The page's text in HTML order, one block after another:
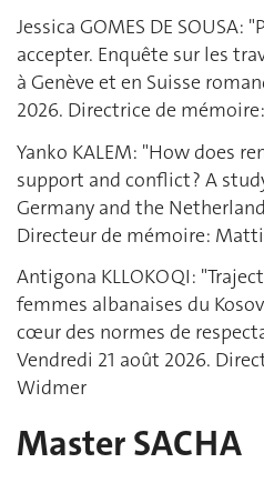
Jessica GOMES DE SOUSA:
accepter. Enquête sur les
à Genève et en Suisse
2026. Directrice de
Yanko KALEM: "How does
support and conflict ? A
Germany and the
Directeur de mémoire:
Antigona KLLOKOQI:
femmes albanaises du
cœur des normes de
Vendredi 21 août 2026.
Widmer
Master SACHA